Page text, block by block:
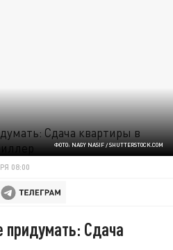
ФОТО: NAGY NASIF / SHUTTERSTOCK.COM
08:00
Сдача